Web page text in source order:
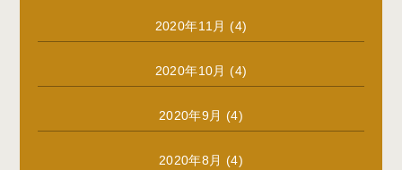
2020年11月 (4)
2020年10月 (4)
2020年9月 (4)
2020年8月 (4)